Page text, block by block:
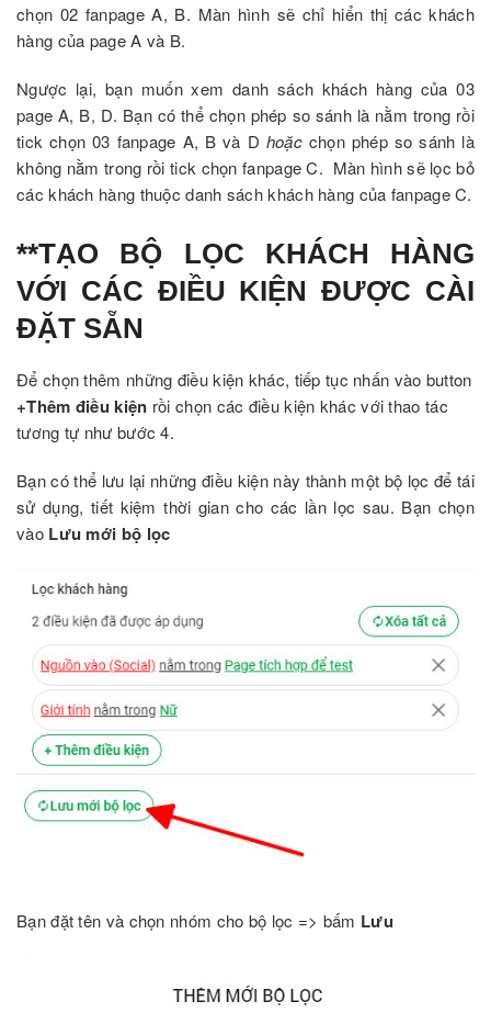
chọn 02 fanpage A, B. Màn hình sẽ chỉ hiển thị các khách
hàng của page A và B.
Ngược lại, bạn muốn xem danh sách khách hàng của 03
page A, B, D. Bạn có thể chọn phép so sánh là nằm trong rồi
tick chọn 03 fanpage A, B và D hoặcchọn phép so sánh là
không nằm trong rồi tick chọn fanpage C. Màn hình sẽ lọc bỏ
các khách hàng thuộc danh sách khách hàng của fanpage C.
**TẠO BỘ LỌC KHÁCH HÀNG
VỚI CÁC ĐIỀU KIỆN ĐƯỢC CÀI
ĐẶT SẴN
Để chọn thêm những điều kiện khác, tiếp tục nhấn vào button
+Thêm điều kiện rồi chọn các điều kiện khác với thao tác
tương tự như bước 4.
Bạn có thể lưu lại những điều kiện này thành một bộ lọc để tái
sử dụng, tiết kiệm thời gian cho các lần lọc sau. Bạn chọn
vào Lưu mới bộ lọc
Bạn đặt tên và chọn nhóm cho bộ lọc => bấm Lưu